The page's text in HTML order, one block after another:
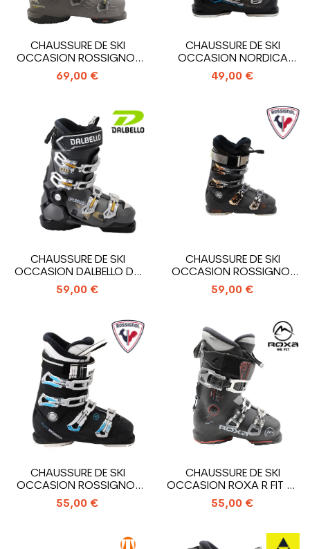
CHAUSSURE DE SKI
OCCASION ROSSIGNOL
ALLTRACK AT R GW
69,00 €
CHAUSSURE DE SKI
OCCASION NORDICA
SPEEDMACHINE 95 WR
49,00 €
CHAUSSURE DE SKI
OCCASION DALBELLO DS
SPORT LTD W
59,00 €
CHAUSSURE DE SKI
OCCASION ROSSIGNOL
PURE W
59,00 €
CHAUSSURE DE SKI
OCCASION ROSSIGNOL
PURE
55,00 €
CHAUSSURE DE SKI
OCCASION ROXA R FIT 85
W
55,00 €